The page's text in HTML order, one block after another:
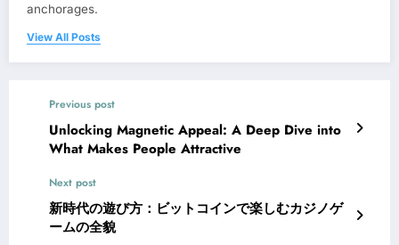
anchorages.
View All Posts
Previous post
Unlocking Magnetic Appeal: A Deep Dive into
What Makes People Attractive
Next post
新時代の遊び方：ビットコインで楽しむカジノゲ
ームの全貌